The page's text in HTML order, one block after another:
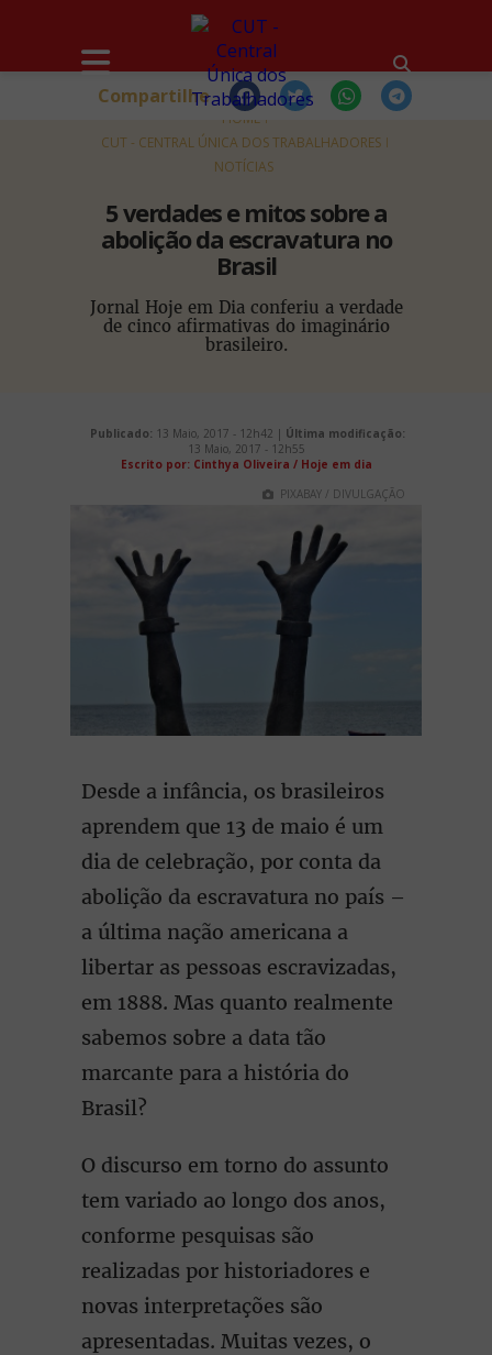
HOME
CUT - CENTRAL ÚNICA DOS TRABALHADORES
NOTÍCIAS
5 verdades e mitos sobre a
abolição da escravatura no
Brasil
Jornal Hoje em Dia conferiu a verdade
de cinco afirmativas do imaginário
brasileiro.
Compartilhe
Publicado: 13 Maio, 2017 - 12h42 | Última modificação:
13 Maio, 2017 - 12h55
Escrito por: Cinthya Oliveira / Hoje em dia
PIXABAY / DIVULGAÇÃO
Desde a infância, os brasileiros
aprendem que 13 de maio é um
dia de celebração, por conta da
abolição da escravatura no país –
a última nação americana a
libertar as pessoas escravizadas,
em 1888. Mas quanto realmente
sabemos sobre a data tão
marcante para a história do
Brasil?
O discurso em torno do assunto
tem variado ao longo dos anos,
conforme pesquisas são
realizadas por historiadores e
novas interpretações são
apresentadas. Muitas vezes, o